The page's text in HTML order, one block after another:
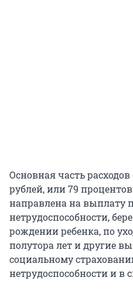
Основная часть
рублей, или 79 процентов
направлена на выплату
нетрудоспособности,
рождении ребенка, по
полутора лет и другие
социальному
нетрудоспособности и в